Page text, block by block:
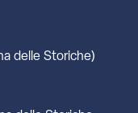
delle Storiche)